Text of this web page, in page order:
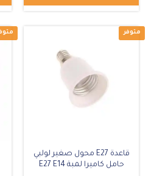
قاعدة E27 محول صغير لولبي
حامل كاميرا لمبة E27 E14